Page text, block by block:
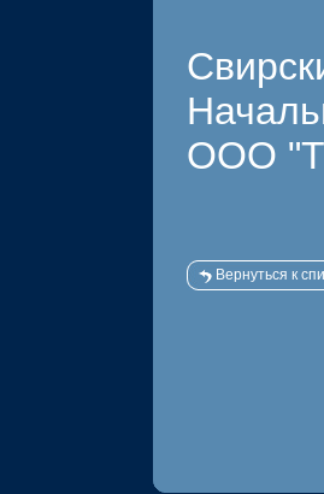
ООО
Вернуться к